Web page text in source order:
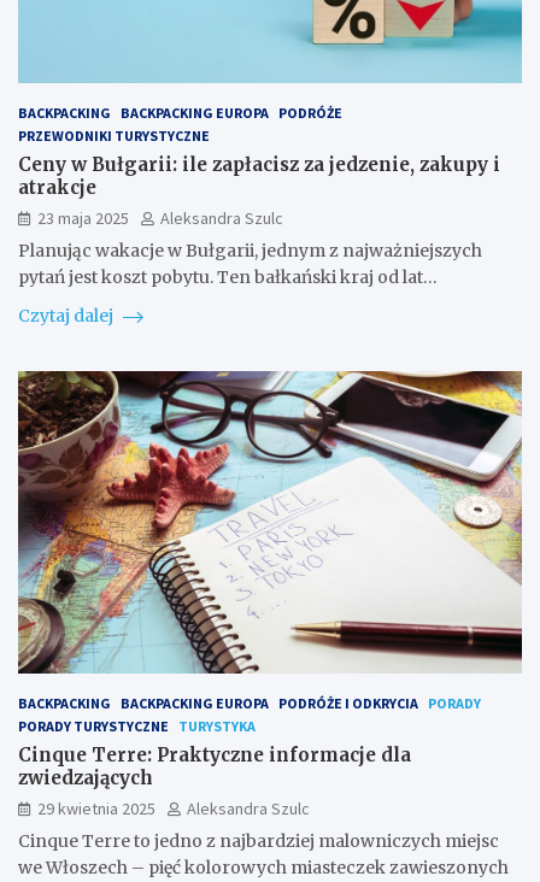
BACKPACKING BACKPACKING EUROPA PODRÓŻE
PRZEWODNIKI TURYSTYCZNE
Ceny w Bułgarii: ile zapłacisz za jedzenie, zakupy i
atrakcje
23 maja 2025
Aleksandra Szulc
Planując wakacje w Bułgarii, jednym z najważniejszych
pytań jest koszt pobytu. Ten bałkański kraj od lat…
Czytaj dalej
BACKPACKING BACKPACKING EUROPA PODRÓŻE I ODKRYCIA PORADY
PORADY TURYSTYCZNE
TURYSTYKA
Cinque Terre: Praktyczne informacje dla
zwiedzających
29 kwietnia 2025
Aleksandra Szulc
Cinque Terre to jedno z najbardziej malowniczych miejsc
we Włoszech – pięć kolorowych miasteczek zawieszonych